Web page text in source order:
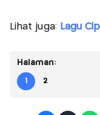
Lihat juga: Lagu
Halaman:
1 2